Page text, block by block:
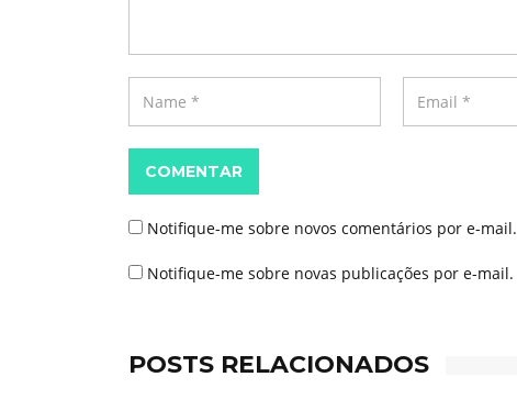
COMENTAR
Notifique-me sobre novos comentários por e-mail.
Notifique-me sobre novas publicações por e-mail.
POSTS RELACIONADOS